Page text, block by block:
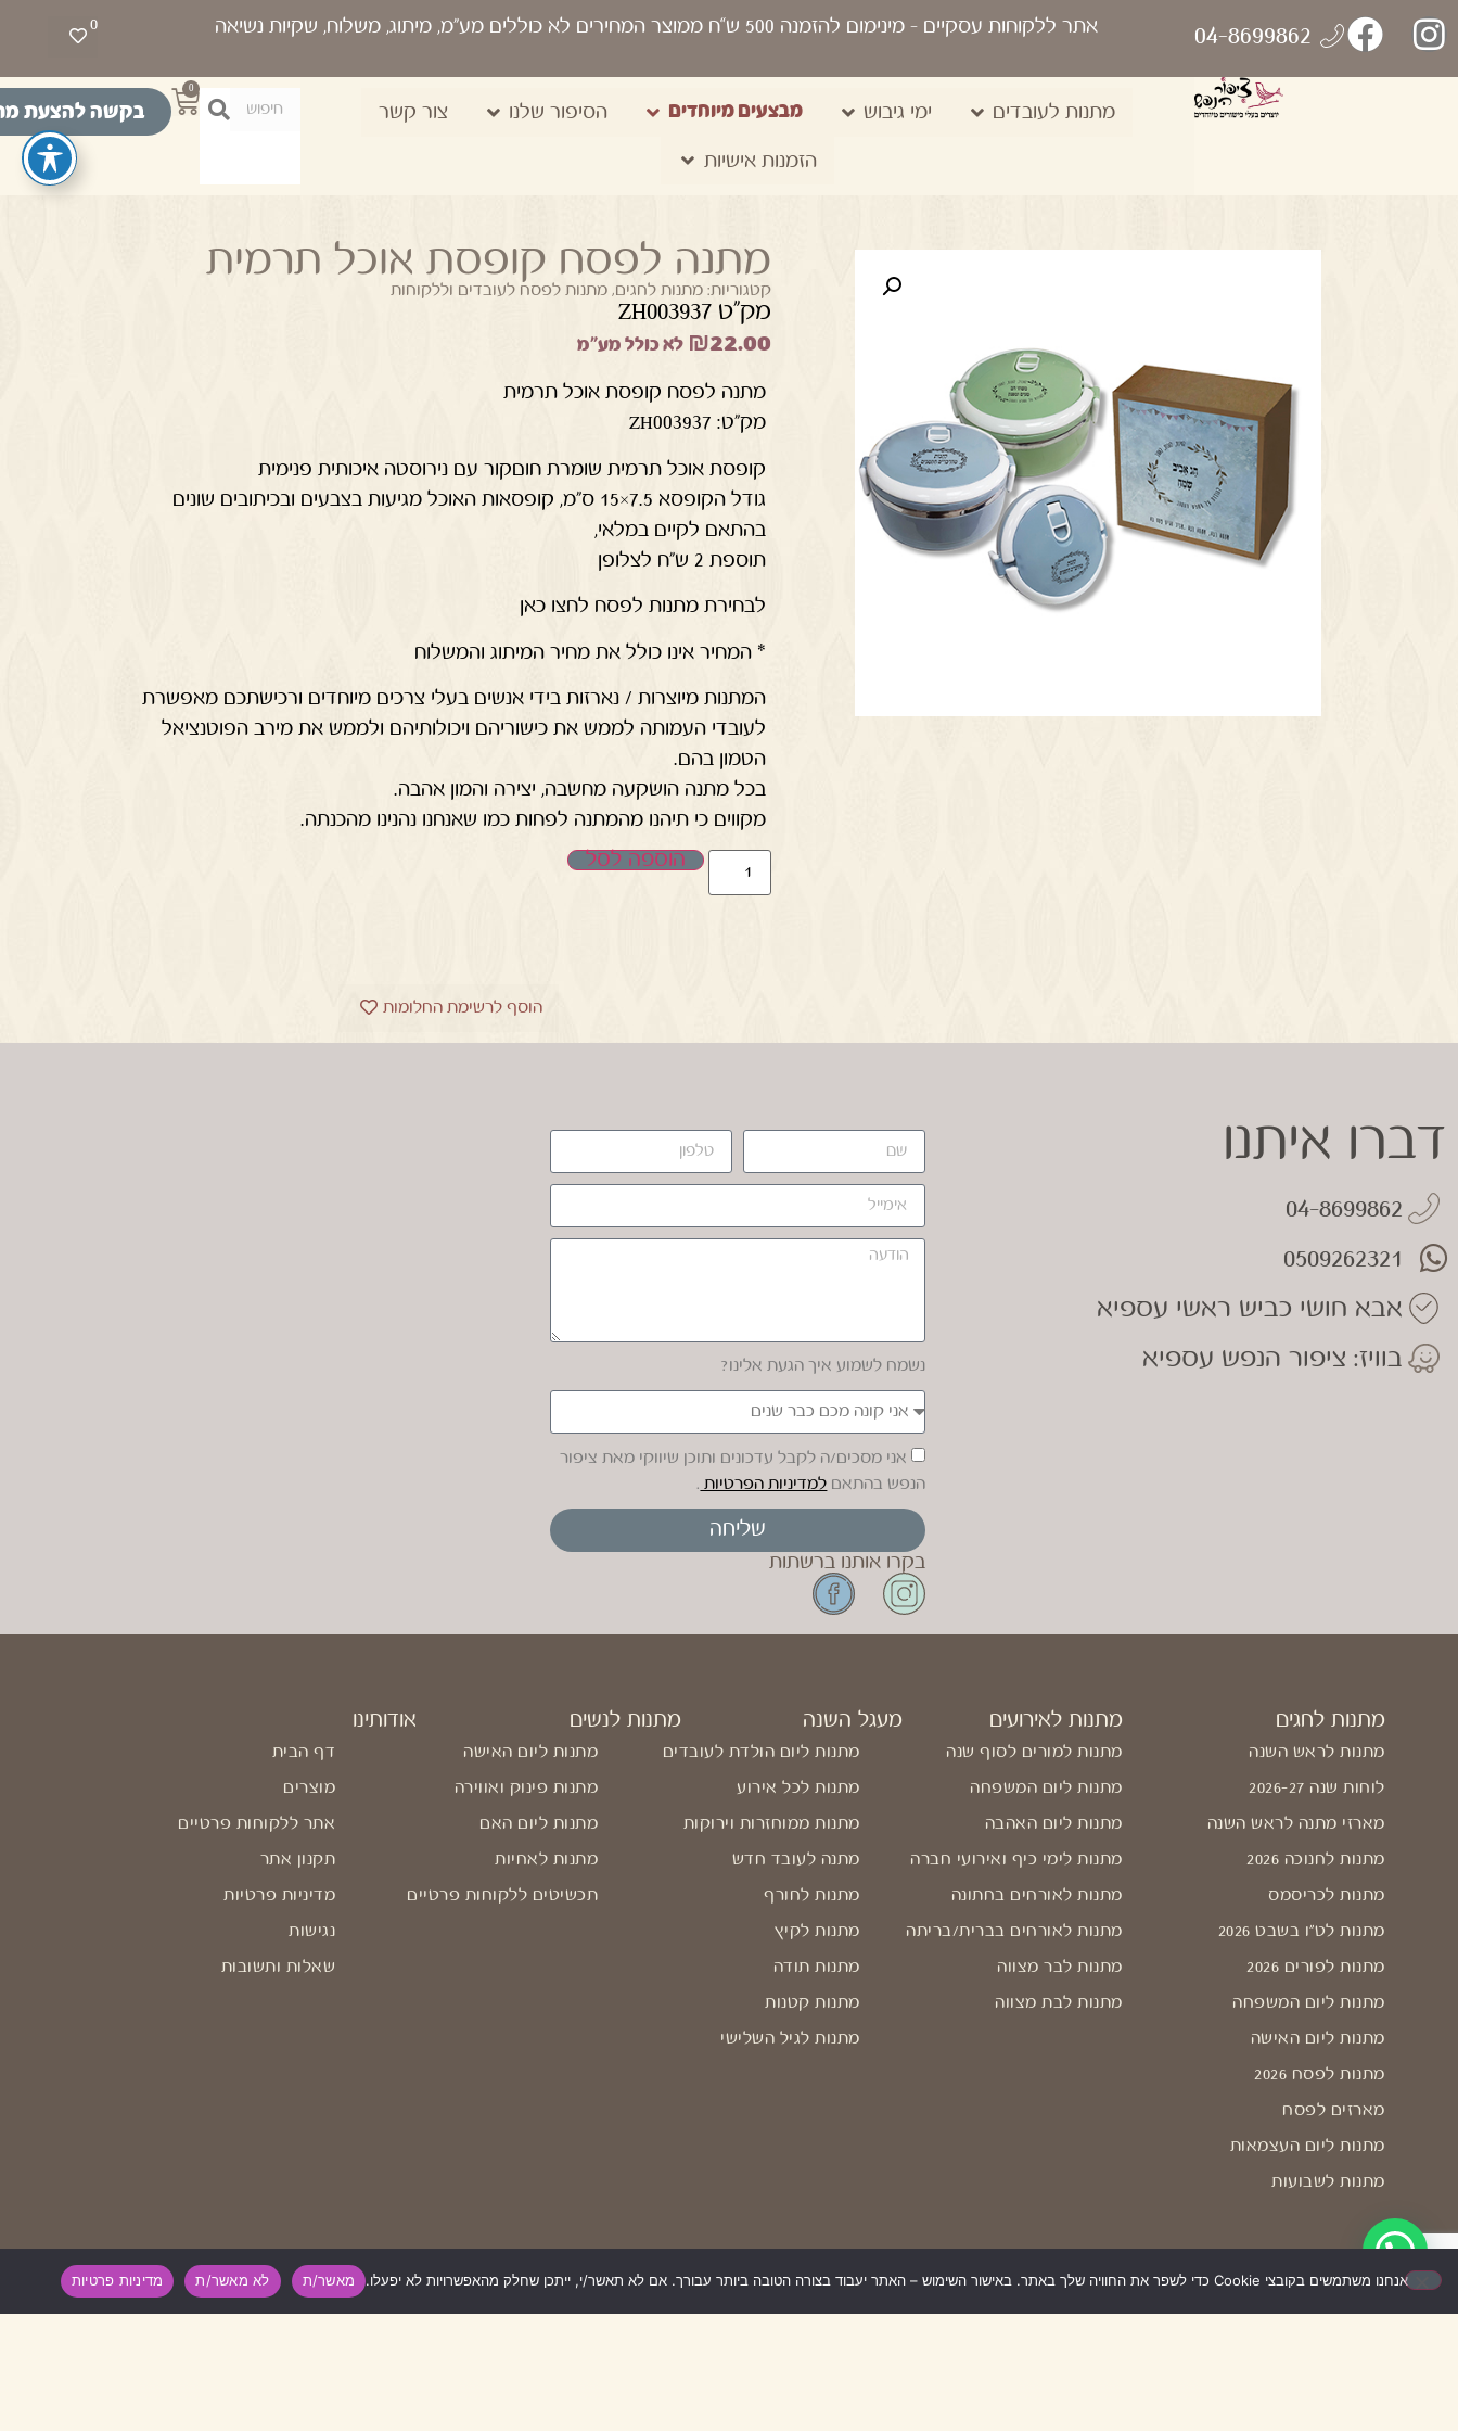
0 אתר ללקוחות עסקיים- מינימום להזמנה 500 ש“ח ממוצר המחירים לא כוללים מע"מ, מיתוג, משלוח, שקיות נשיאה 04-8699862
מתנות לעובדים ימי גיבוש מבצעים מיוחדים הסיפור שלנו צור קשר
הזמנות אישיות
0
בקשה להצעת
מתנה לפסח קופסת אוכל תרמית
קטגוריות: מתנות לחגים,מתנות לפסח לעובדים וללקוחות
מק"ט ZH003937
₪22.00 לא כולל מע"מ
מתנה לפסח קופסת אוכל תרמית
מק"ט: ZH003937
קופסת אוכל תרמית שומרת חוםקור עם נירוסטה איכותית פנימית
גודל הקופסא 7.5×15 ס"מ, קופסאות האוכל מגיעות בצבעים ובכיתובים שונים
בהתאם לקיים במלאי,
תוספת 2 ש"ח לצלופן
לבחירת מתנות לפסח לחצו כאן
* המחיר אינו כולל את מחיר המיתוג והמשלוח
המתנות מיוצרות / נארזות בידי אנשים בעלי צרכים מיוחדים ורכישתכם מאפשרת
לעובדי העמותה לממש את כישוריהם ויכולותיהם ולממש את מירב הפוטנציאל
הטמון בהם.
בכל מתנה הושקעה מחשבה, יצירה והמון אהבה.
מקווים כי תיהנו מהמתנה לפחות כמו שאנחנו נהנינו מהכנתה.
הוספה לסל
הוסף לרשימת החלומות
דברו איתנו
04-8699862
0509262321
אבא חושי כביש ראשי עספיא
בוויז: ציפור הנפש עספיא
נשמח לשמוע איך הגעת אלינו?
אני מסכים/ה לקבל עדכונים ותוכן שיווקי מאת ציפור
הנפש בהתאם למדיניות הפרטיות .
שליחה
בקרו אותנו ברשתות
מתנות לחגים
מתנות לראש השנה
לוחות שנה 2026-27
מארזי מתנה לראש השנה
מתנות לחנוכה 2026
מתנות לכריסמס
מתנות לט"ו בשבט 2026
מתנות לפורים 2026
מתנות ליום המשפחה
מתנות ליום האישה
מתנות לפסח 2026
מארזים לפסח
מתנות ליום העצמאות
מתנות לשבועות
מתנות לאירועים
מתנות למורים לסוף שנה
מתנות ליום המשפחה
מתנות ליום האהבה
מתנות לימי כיף ואירועי חברה
מתנות לאורחים בחתונה
מתנות לאורחים בברית/בריתה
מתנות לבר מצווה
מתנות לבת מצווה
מעגל השנה
מתנות ליום הולדת לעובדים
מתנות לכל אירוע
מתנות ממוחזרות וירוקות
מתנה לעובד חדש
מתנות לחורף
מתנות לקיץ
מתנות תודה
מתנות קטנות
מתנות לגיל השלישי
מתנות לנשים
מתנות ליום האישה
מתנות פינוק ואווירה
מתנות ליום האם
מתנות לאחיות
תכשיטים ללקוחות פרטיים
אודותינו
דף הבית
מוצרים
אתר ללקוחות פרטיים
תקנון אתר
מדיניות פרטיות
נגישות
שאלות ותשובות
אנחנו משתמשים בקובצי Cookie כדי לשפר את החוויה שלך באתר. באישור השימוש – האתר יעבוד בצורה הטובה ביותר עבורך. אם לא תאשר/י, ייתכן שחלק מהאפשרויות לא יפעלו. מאשר/ת לא מאשר/ת מדיניות פרטיות